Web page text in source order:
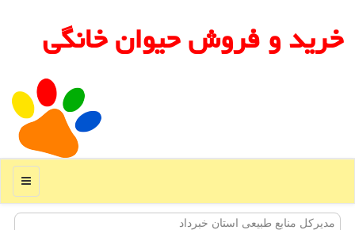
خرید و فروش حیوان خانگی
منو
مدیركل منابع طبیعی استان خبرداد